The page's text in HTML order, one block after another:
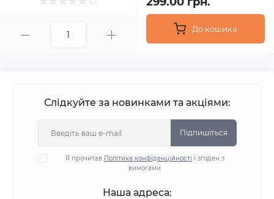
До кошика
Слідкуйте за новинками та акціями:
Підпишіться
Я прочитав Політика конфіденційності і згоден з
вимогами
Наша адреса: